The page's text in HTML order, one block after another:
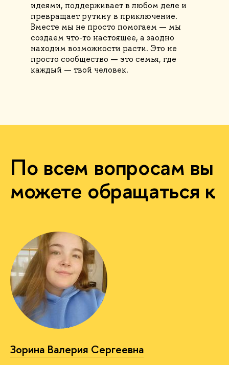
идеями, поддерживает в любом деле и
превращает рутину в приключение.
Вместе мы не просто помогаем — мы
создаем что-то настоящее, а заодно
находим возможности расти. Это не
просто сообщество — это семья, где
каждый — твой человек.
По всем вопросам вы
можете обращаться к
Зорина Валерия Сергеевна